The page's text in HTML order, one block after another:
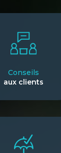
Conseils
aux clients